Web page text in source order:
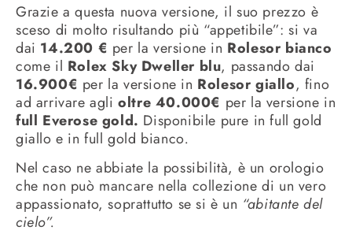
Grazie a questa nuova versione, il suo prezzo è
sceso di molto risultando più “appetibile”: si va
dai 14.200 € per la versione in Rolesor bianco
come il Rolex Sky Dweller blu, passando dai
16.900€ per la versione in Rolesor giallo, fino
ad arrivare aglioltre 40.000€ per la versione in
full Everose gold. Disponibile pure in full gold
giallo e in full gold bianco.
Nel caso ne abbiate la possibilità, è un orologio
che non può mancare nella collezione di un vero
appassionato, soprattutto se si è un “abitante del
cielo”.